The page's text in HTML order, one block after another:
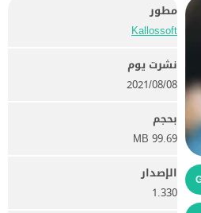
مطور
Kallossoft
نشرت يوم
08‏/08‏/2021
بحجم
99.69 MB
الإصدار
1.330